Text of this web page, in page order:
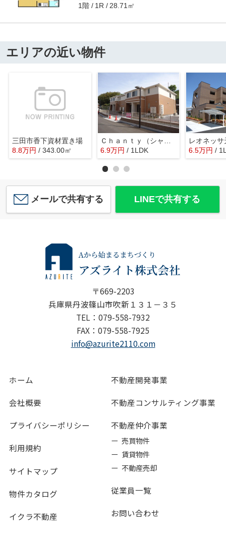
1階 1R 28.71㎡
エリアの近い物件
三田市香下資材置き場
8.8万円 / 343.00㎡
Ｃｈａｎｔｙ（シャンティ）
6.9万円 / 1LDK
レオネッサ
6.5万円 /
メールで共有する LINEで共有する
〒669-2203
兵庫県丹波篠山市吹新１３１－３５
TEL：079-558-7932
FAX：079-558-7925
info@azurite2110.com
ホーム
会社概要
プライバシーポリシー
利用規約
サイトマップ
物件カタログ
イクラ不動産
不動産開発事業
不動産コンサルティング事業
不動産仲介事業
ー 売買物件
ー 賃貸物件
ー 不動産売却
従業員一覧
お問い合わせ